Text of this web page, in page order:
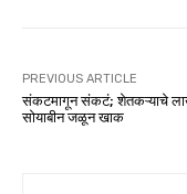
PREVIOUS ARTICLE
संकटमागून संकटं; शेतकऱ्याचे
सोयाबीन जळून खाक